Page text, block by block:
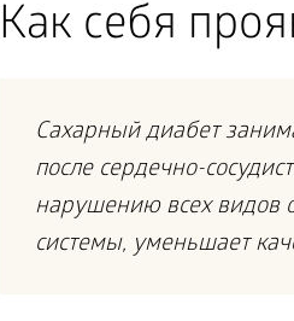
Как себя
Сахарный диабет
после сердечно-
нарушению всех видов
системы, уменьшает